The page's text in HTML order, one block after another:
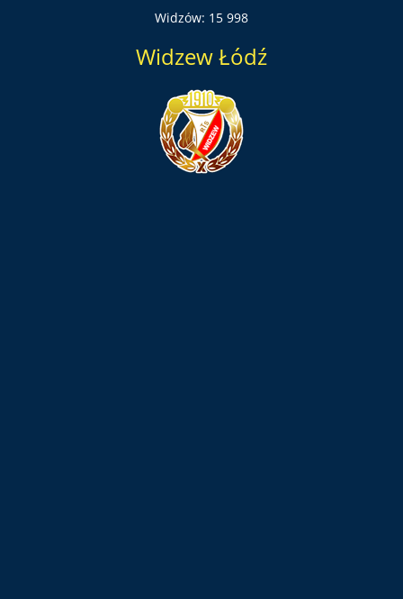
Widzów: 15 998
Widzew Łódź